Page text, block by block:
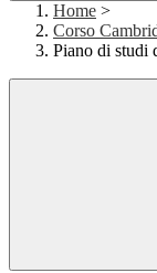
Home >
Corso
Piano di studi